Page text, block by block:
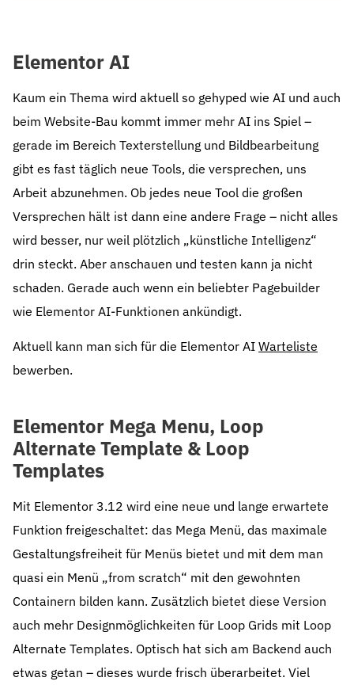
Elementor AI
Kaum ein Thema wird aktuell so gehyped wie AI und auch
beim Website-Bau kommt immer mehr AI ins Spiel –
gerade im Bereich Texterstellung und Bildbearbeitung
gibt es fast täglich neue Tools, die versprechen, uns
Arbeit abzunehmen. Ob jedes neue Tool die großen
Versprechen hält ist dann eine andere Frage – nicht alles
wird besser, nur weil plötzlich „künstliche Intelligenz“
drin steckt. Aber anschauen und testen kann ja nicht
schaden. Gerade auch wenn ein beliebter Pagebuilder
wie Elementor AI-Funktionen ankündigt.
Aktuell kann man sich für die Elementor AI Warteliste
bewerben.
Elementor Mega Menu, Loop
Alternate Template & Loop
Templates
Mit Elementor 3.12 wird eine neue und lange erwartete
Funktion freigeschaltet: das Mega Menü, das maximale
Gestaltungsfreiheit für Menüs bietet und mit dem man
quasi ein Menü „from scratch“ mit den gewohnten
Containern bilden kann. Zusätzlich bietet diese Version
auch mehr Designmöglichkeiten für Loop Grids mit Loop
Alternate Templates. Optisch hat sich am Backend auch
etwas getan – dieses wurde frisch überarbeitet. Viel